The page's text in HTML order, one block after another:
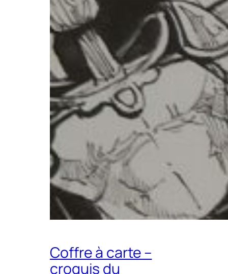
Coffre à carte –
croquis du